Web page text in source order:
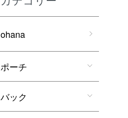
ohana
ポーチ
バック